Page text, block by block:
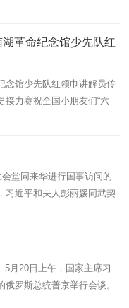
发展数字贸易”“逐步变
革命纪念馆少先队红
念馆少先队红领巾讲解员传
接力赛祝全国小朋友们“六
一”国际儿童节即将到来
堂同来华进行国事访问的
习近平和夫人彭丽媛同武契
华社北京5月25日电（记者
5月20日上午，国家主席习
罗斯总统普京举行会谈。
续延期。5月20日上午，